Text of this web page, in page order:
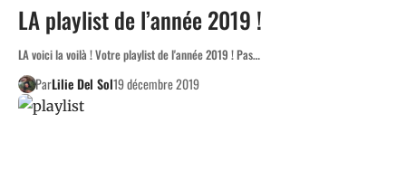
LA playlist de l’année 2019 !
LA voici la voilà ! Votre playlist de l'année 2019 ! Pas…
ParLilie Del Sol19 décembre 2019